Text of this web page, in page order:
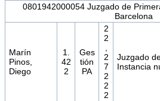
0801942000054 Juzgado de
Barcelona
Marín
Pinos,
Diego
1.
42
2
Ges
tión
PA
2
2
,
2
7
2
2
2
Juzgado
Instancia